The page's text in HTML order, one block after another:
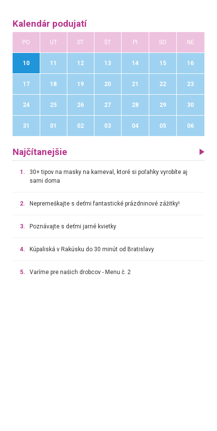
Kalendár podujatí
PO UT ST ŠT PI SO NE
10 11 12 13 14 15 16
17 18 19 20 21 22 23
24 25 26 27 28 29 30
31 01 02 03 04 05 06
Najčítanejšie
1.
30+ tipov na masky na karneval, ktoré si poľahky vyrobíte aj
sami doma
2. Nepremeškajte s deťmi fantastické prázdninové zážitky!
3. Poznávajte s deťmi jarné kvietky
4. Kúpaliská v Rakúsku do 30 minút od Bratislavy
5. Varíme pre našich drobcov - Menu č. 2